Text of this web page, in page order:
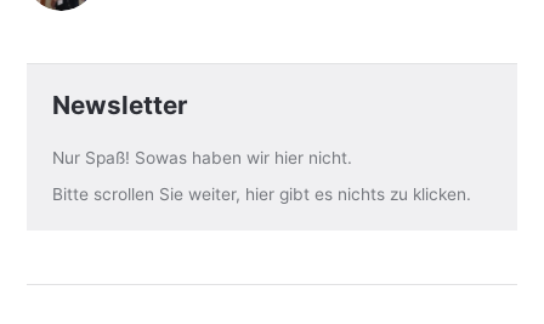
Newsletter
Nur Spaß! Sowas haben wir hier nicht.
Bitte scrollen Sie weiter, hier gibt es nichts zu klicken.